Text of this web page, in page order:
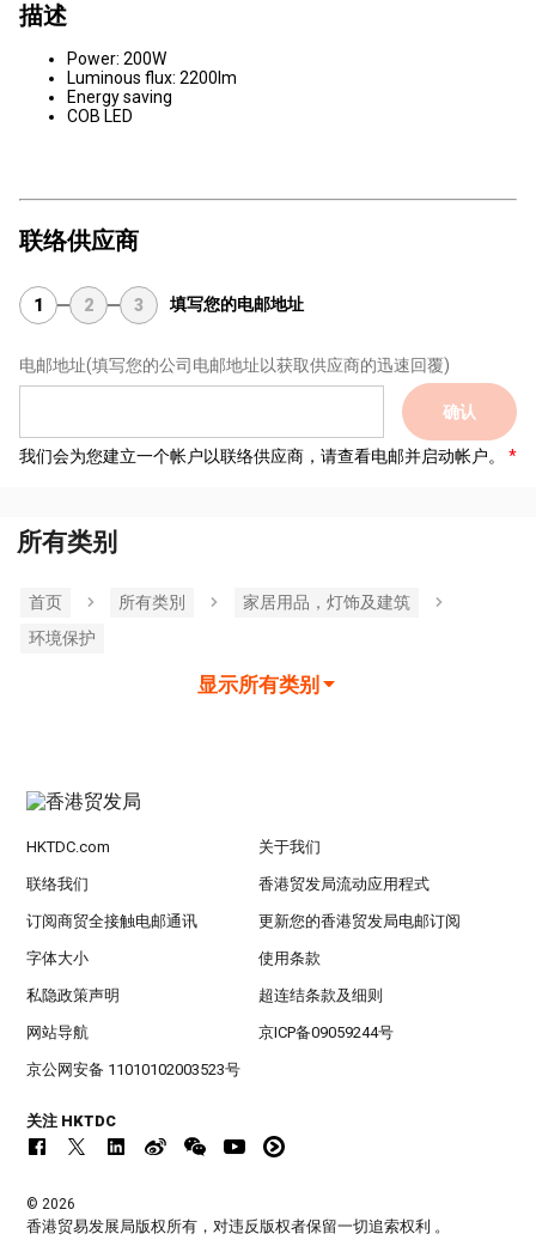
描述
Power: 200W
Luminous flux: 2200lm
Energy saving
COB LED
联络供应商
1 2 3 填写您的电邮地址
电邮地址(填写您的公司电邮地址以获取供应商的迅速回覆)
确认
我们会为您建立一个帐户以联络供应商，请查看电邮并启动帐户。
所有类别
首页 所有类別
家居用品，灯饰及建筑
环境保护
显示所有类别
HKTDC.com 关于我们
联络我们 香港贸发局流动应用程式
订阅商贸全接触电邮通讯 更新您的香港贸发局电邮订阅
字体大小 使用条款
私隐政策声明 超连结条款及细则
网站导航 京ICP备09059244号
京公网安备 11010102003523号
关注 HKTDC
© 2026
香港贸易发展局版权所有，对违反版权者保留一切追索权利 。